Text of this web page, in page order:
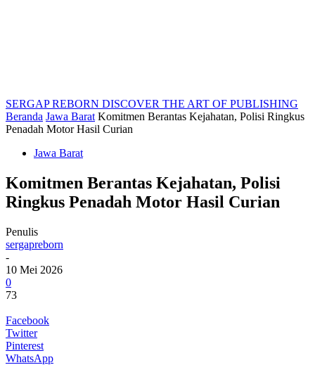
SERGAP REBORN DISCOVER THE ART OF PUBLISHING
Beranda Jawa Barat Komitmen Berantas Kejahatan, Polisi Ringkus
Penadah Motor Hasil Curian
Jawa Barat
Komitmen Berantas Kejahatan, Polisi
Ringkus Penadah Motor Hasil Curian
Penulis
sergapreborn
-
10 Mei 2026
0
73
Facebook
Twitter
Pinterest
WhatsApp